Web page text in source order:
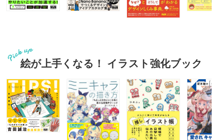
絵が上手くなる！ イラスト強化ブック